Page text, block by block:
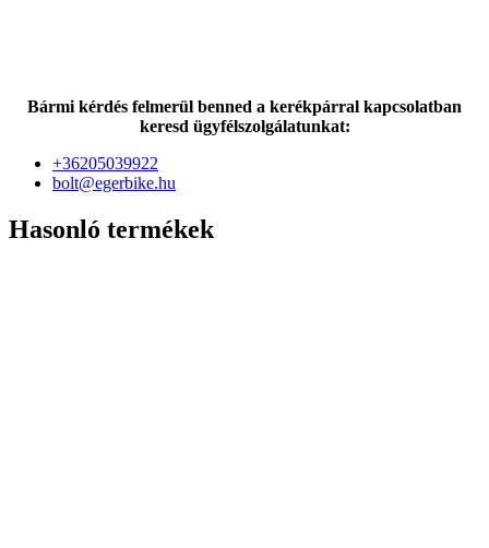
Bármi kérdés felmerül benned a kerékpárral kapcsolatban
keresd ügyfélszolgálatunkat:
+36205039922
bolt@egerbike.hu
Hasonló termékek